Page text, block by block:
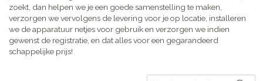
zoekt, dan helpen we je een goede samenstelling te maken,
verzorgen we vervolgens de levering voor je op locatie, installeren
we de apparatuur netjes voor gebruik en verzorgen we indien
gewenst de registratie, en dat alles voor een gegarandeerd
schappelijke prijs!